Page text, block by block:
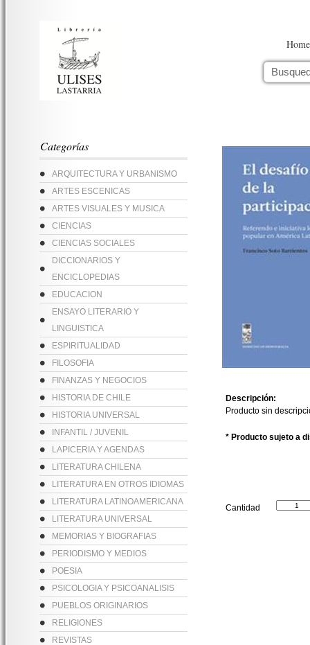
Home
Categorías
ARQUITECTURA Y URBANISMO
ARTES ESCENICAS
ARTES VISUALES Y MUSICA
CIENCIAS
CIENCIAS SOCIALES
DICCIONARIOS Y
ENCICLOPEDIAS
EDUCACION
ENSAYO LITERARIO Y
LINGUISTICA
ESPIRITUALIDAD
FILOSOFIA
FINANZAS Y NEGOCIOS
HISTORIA DE CHILE
HISTORIA UNIVERSAL
INFANTIL / JUVENIL
LAPICERIA Y AGENDAS
LITERATURA CHILENA
LITERATURA EN OTROS IDIOMAS
LITERATURA LATINOAMERICANA
LITERATURA UNIVERSAL
MEMORIAS Y BIOGRAFIAS
PERIODISMO Y MEDIOS
POESIA
PSICOLOGIA Y PSICOANALISIS
PUEBLOS ORIGINARIOS
RELIGIONES
REVISTAS
Descripción:
Producto sin
* Producto sujeto a
Cantidad